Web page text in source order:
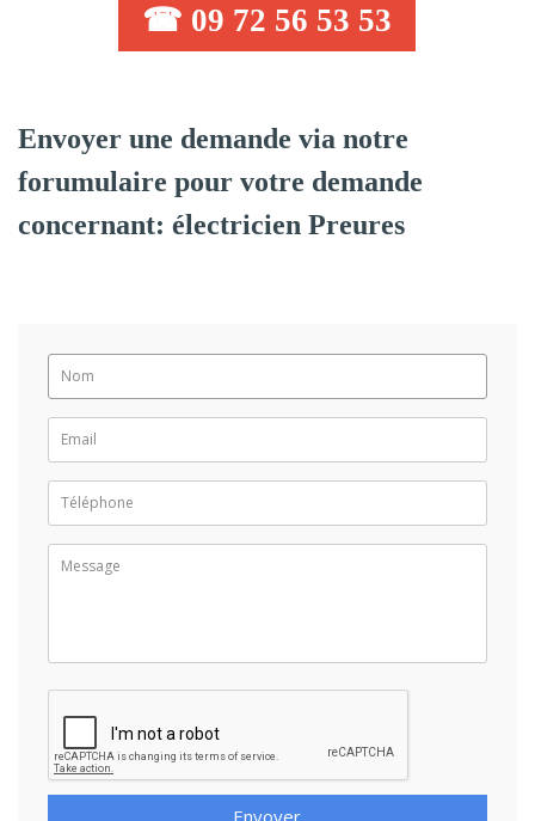
☎ 09 72 56 53 53
Envoyer une demande via notre
forumulaire pour votre demande
concernant: électricien Preures
Envoyer